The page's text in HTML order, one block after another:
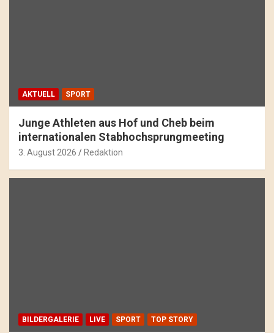
AKTUELL SPORT
Junge Athleten aus Hof und Cheb beim
internationalen Stabhochsprungmeeting
3. August 2026 Redaktion
BILDERGALERIE LIVE SPORT TOP STORY